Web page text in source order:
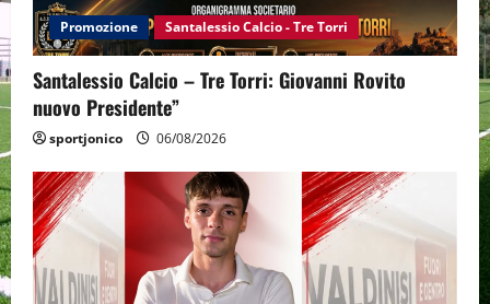
Promozione Santalessio Calcio - Tre Torri
Santalessio Calcio – Tre Torri: Giovanni Rovito
nuovo Presidente”
sportjonico 06/08/2026